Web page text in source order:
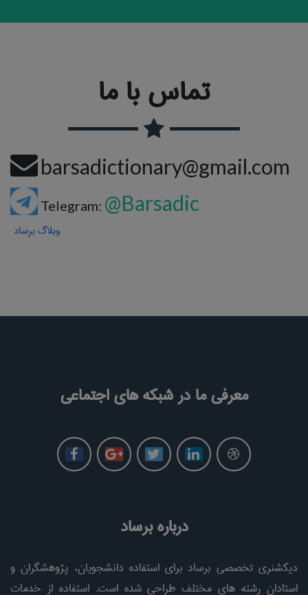
تماس با ما
barsadictionary@gmail.com
Telegram: @Barsadic
وبلاگ برساد
معرفی ما در شبکه های اجتماعی
درباره برساد
دیکشنری تخصصی برساد برای استفاده دانشجویان، پژوهشگران و
استادان رشته های مختلف طراحی شده است. استفاده از خدمات